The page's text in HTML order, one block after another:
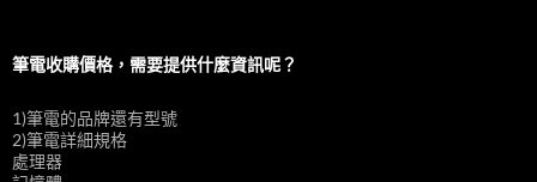
筆電收購價格，需要提供什麼資訊呢？
1)筆電的品牌還有型號
2)筆電詳細規格
處理器